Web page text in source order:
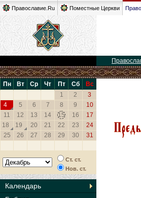
Православие.Ru Поместные Церкви
Пн Вт Ср Чт Пт Сб
Вс
1
2
3
4
5 6 7 8 9
10
11
12 13 14 15 16
17
18
19 20 21 22 23
24
25
26 27 28 29 30 31
Ст. ст.
Нов. ст.
Календарь